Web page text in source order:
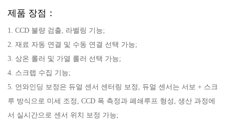
제품 장점：
1. CCD 불량 검출, 라벨링 기능;
2. 재료 자동 연결 및 수동 연결 선택 가능;
3. 상온 롤러 및 가열 롤러 선택 가능;
4. 스크랩 수집 기능;
5. 언와인딩 보정은 듀얼 센서 센터링 보정, 듀얼 센서는 서보 + 스크
루 방식으로 미세 조정, CCD 폭 측정과 폐쇄루프 형성, 생산 과정에
서 실시간으로 센서 위치 보정 가능;